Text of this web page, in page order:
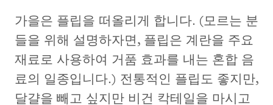
가을은 플립을 떠올리게 합니다. (모르는 분
들을 위해 설명하자면, 플립은 계란을 주요
재료로 사용하여 거품 효과를 내는 혼합 음
료의 일종입니다.) 전통적인 플립도 좋지만,
달걀을 빼고 싶지만 비건 칵테일을 마시고